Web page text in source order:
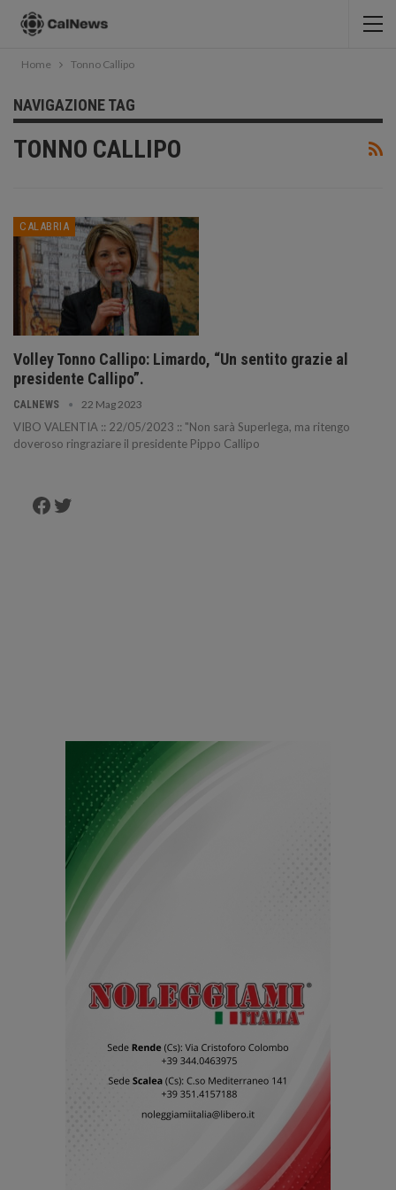
Home Tonno Callipo
NAVIGAZIONE TAG
TONNO CALLIPO
CALABRIA
Volley Tonno Callipo: Limardo, “Un sentito grazie al
presidente Callipo”.
CALNEWS 22 Mag 2023
VIBO VALENTIA :: 22/05/2023 :: "Non sarà Superlega, ma ritengo
doveroso ringraziare il presidente Pippo Callipo
Facebook
Twitter